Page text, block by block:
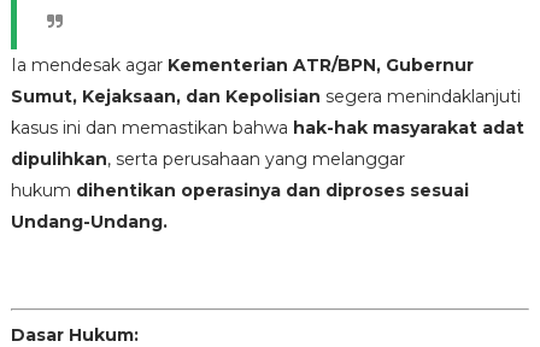
Ia mendesak agar Kementerian ATR/BPN, Gubernur
Sumut, Kejaksaan, dan Kepolisian segera menindaklanjuti
kasus ini dan memastikan bahwa hak-hak masyarakat adat
dipulihkan, serta perusahaan yang melanggar
hukum dihentikan operasinya dan diproses sesuai
Undang-Undang.
Dasar Hukum: